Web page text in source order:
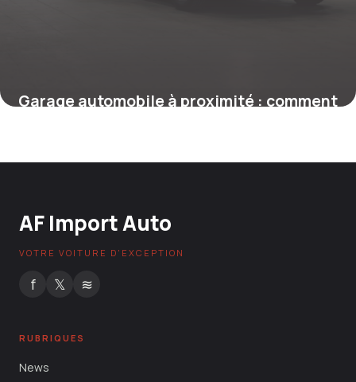
Garage automobile à proximité : comment
AF Import Auto
VOTRE VOITURE D'EXCEPTION
f 𝕏 ≋
RUBRIQUES
News